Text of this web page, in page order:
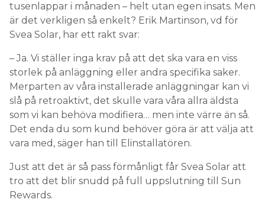
tusenlappar i månaden – helt utan egen insats. Men
är det verkligen så enkelt? Erik Martinson, vd för
Svea Solar, har ett rakt svar:
– Ja. Vi ställer inga krav på att det ska vara en viss
storlek på anläggning eller andra specifika saker.
Merparten av våra installerade anläggningar kan vi
slå på retroaktivt, det skulle vara våra allra äldsta
som vi kan behöva modifiera… men inte värre än så.
Det enda du som kund behöver göra är att välja att
vara med, säger han till Elinstallatören.
Just att det är så pass förmånligt får Svea Solar att
tro att det blir snudd på full uppslutning till Sun
Rewards.